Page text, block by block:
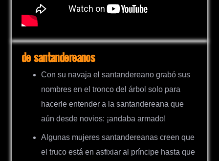
de santandereanos
Con su navaja el santandereano grabó sus
nombres en el tronco del árbol solo para
hacerle entender a la santandereana que
aún desde novios: ¡andaba armado!
Algunas mujeres santandereanas creen que
el truco está en asfixiar al príncipe hasta que